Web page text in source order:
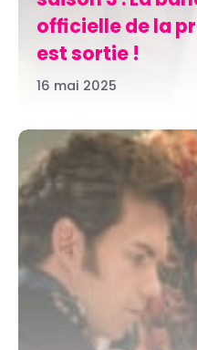
officielle de la
est sortie !
16 mai 2025